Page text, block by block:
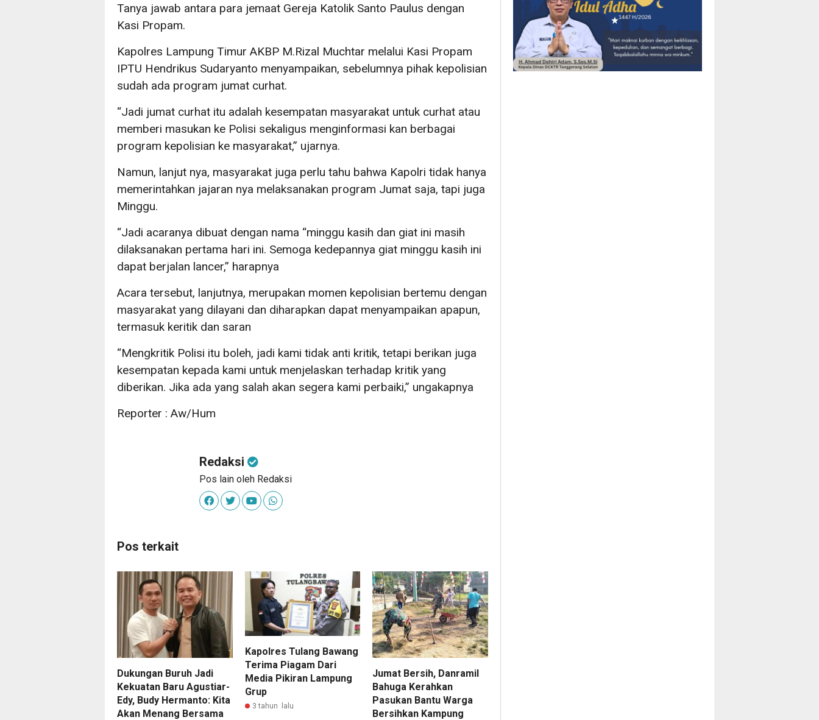
Tanya jawab antara para jemaat Gereja Katolik Santo Paulus dengan
Kasi Propam.
Kapolres Lampung Timur AKBP M.Rizal Muchtar melalui Kasi Propam
IPTU Hendrikus Sudaryanto menyampaikan, sebelumnya pihak kepolisian
sudah ada program jumat curhat.
“Jadi jumat curhat itu adalah kesempatan masyarakat untuk curhat atau
memberi masukan ke Polisi sekaligus menginformasi kan berbagai
program kepolisian ke masyarakat,” ujarnya.
Namun, lanjut nya, masyarakat juga perlu tahu bahwa Kapolri tidak hanya
memerintahkan jajaran nya melaksanakan program Jumat saja, tapi juga
Minggu.
“Jadi acaranya dibuat dengan nama “minggu kasih dan giat ini masih
dilaksanakan pertama hari ini. Semoga kedepannya giat minggu kasih ini
dapat berjalan lancer,” harapnya
Acara tersebut, lanjutnya, merupakan momen kepolisian bertemu dengan
masyarakat yang dilayani dan diharapkan dapat menyampaikan apapun,
termasuk keritik dan saran
“Mengkritik Polisi itu boleh, jadi kami tidak anti kritik, tetapi berikan juga
kesempatan kepada kami untuk menjelaskan terhadap kritik yang
diberikan. Jika ada yang salah akan segera kami perbaiki,” ungakapnya
Reporter : Aw/Hum
Redaksi
Pos lain oleh Redaksi
Pos terkait
Dukungan Buruh Jadi
Kekuatan Baru Agustiar-
Edy, Budy Hermanto: Kita
Akan Menang Bersama
Kapolres Tulang Bawang
Terima Piagam Dari
Media Pikiran Lampung
Grup
3 tahun lalu
Jumat Bersih, Danramil
Bahuga Kerahkan
Pasukan Bantu Warga
Bersihkan Kampung